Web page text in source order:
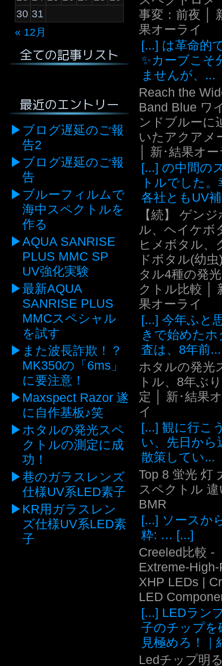
« 12月
30 31
全ての記事リスト
最近のエントリー
ブログ遅延のご報
告2
ブログ遅延のご報
告
ブルーフィルムで
海中スペクトルを
作る
AQUA SANRISE
PLUS MMC SP
UV強化実験
最新AQUA
SANRISE PLUS
MMCスペシャル
を試す
また波長詐欺！？
MK350の「6ms」
に要注意！
Maxspect Razor 遂
に自作基板♪笑
ホタルの発光スペ
クトルの測定に成
功！
巷のガラスレンズ
仕様UV系LED素子
KR用ガラスレン
ズ仕様UV系LED素
子
事変：前夜 │
果オーライ
[...] は革命的
✨カーブこそ
ませんが、...
Reach the
Band Blue ワ
ンドブルーに
いたアクアメ
│ 新･結果オ
[...] の中間の
トルでした
各社ともUV
【続】 ゲン
ル、ヘイケボ
ヒメボタル、
ドボタル(幼
タル4種の発
クトル比較 │
果オーライ
[...] 今年ふと
きで始めたホ
査は、8年前...
ホタルの発光
トル、8年ぶ
定 │ 新･結果
イ
[...] 観に行こ
い、先日から
散策してい...
Top 8 蛍光 灯
スペクトル 違
BMR
[...] ソースか
粋: … [...]
Creeled比較 -
Extreme-
XHP LEDs |
LED
[...] LEDラン
子のチップを
見極めろ！｜
Ledチップ明